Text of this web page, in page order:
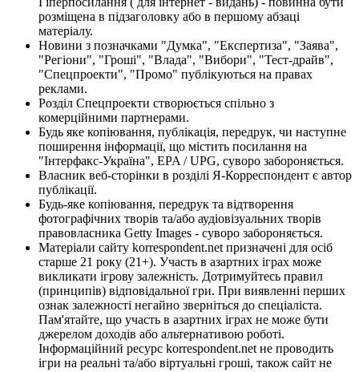
розміщена в підзаголовку або в першому абзаці
матеріалу.
Новини з позначками "Думка", "Експертиза", "Заява",
"Регіони", "Гроші", "Влада", "Вибори", "Тест-драйв",
"Спецпроекти", "Промо" публікуються на правах
реклами.
Розділ Спецпроекти створюється спільно з
комерційними партнерами.
Будь яке копіювання, публікація, передрук, чи наступне
поширення інформації, що містить посилання на
"Інтерфакс-Україна", EPA / UPG, суворо забороняється.
Власник веб-сторінки в розділі Я-Корреспондент є автор
публікації.
Будь-яке копіювання, передрук та відтворення
фотографічних творів та/або аудіовізуальних творів
правовласника Getty Images - суворо забороняється.
Матеріали сайту korrespondent.net призначені для осіб
старше 21 року (21+). Участь в азартних іграх може
викликати ігрову залежність. Дотримуйтесь правил
(принципів) відповідальної гри. При виявленні перших
ознак залежності негайно зверніться до спеціаліста.
Пам'ятайте, що участь в азартних іграх не може бути
джерелом доходів або альтернативою роботі.
Інформаційний ресурс korrespondent.net не проводить
ігри на реальні та/або віртуальні гроші, також сайт не